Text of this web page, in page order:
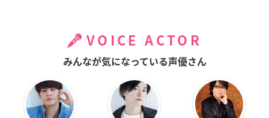
VOICE ACTOR
みんなが気になっている声優さん